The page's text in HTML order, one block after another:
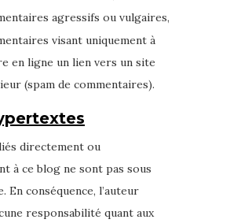
agressifs ou vulgaires,
visant uniquement à
en ligne un lien vers un site
(spam de commentaires).
directement ou
à ce blog ne sont pas sous
En conséquence, l’auteur
responsabilité quant aux